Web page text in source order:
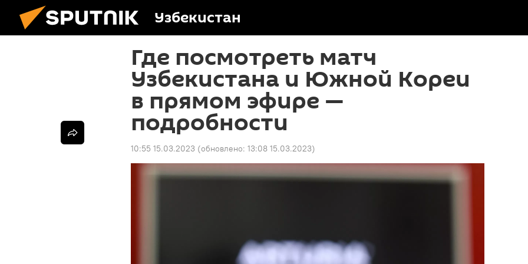
Узбекистан
Где посмотреть матч
Узбекистана и Южной Кореи
в прямом эфире —
подробности
10:55 15.03.2023 (обновлено: 13:08 15.03.2023)